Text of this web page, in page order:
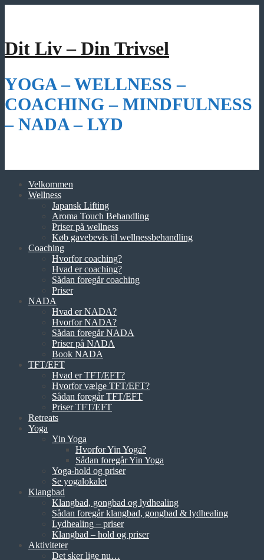
Dit Liv – Din Trivsel
YOGA – WELLNESS –
COACHING – MINDFULNESS
– NADA – LYD
Velkommen
Wellness
Japansk Lifting
Aroma Touch Behandling
Priser på wellness
Køb gavebevis til wellnessbehandling
Coaching
Hvorfor coaching?
Hvad er coaching?
Sådan foregår coaching
Priser
NADA
Hvad er NADA?
Hvorfor NADA?
Sådan foregår NADA
Priser på NADA
Book NADA
TFT/EFT
Hvad er TFT/EFT?
Hvorfor vælge TFT/EFT?
Sådan foregår TFT/EFT
Priser TFT/EFT
Retreats
Yoga
Yin Yoga
Hvorfor Yin Yoga?
Sådan foregår Yin Yoga
Yoga-hold og priser
Se yogalokalet
Klangbad
Klangbad, gongbad og lydhealing
Sådan foregår klangbad, gongbad & lydhealing
Lydhealing – priser
Klangbad – hold og priser
Aktiviteter
Det sker lige nu…